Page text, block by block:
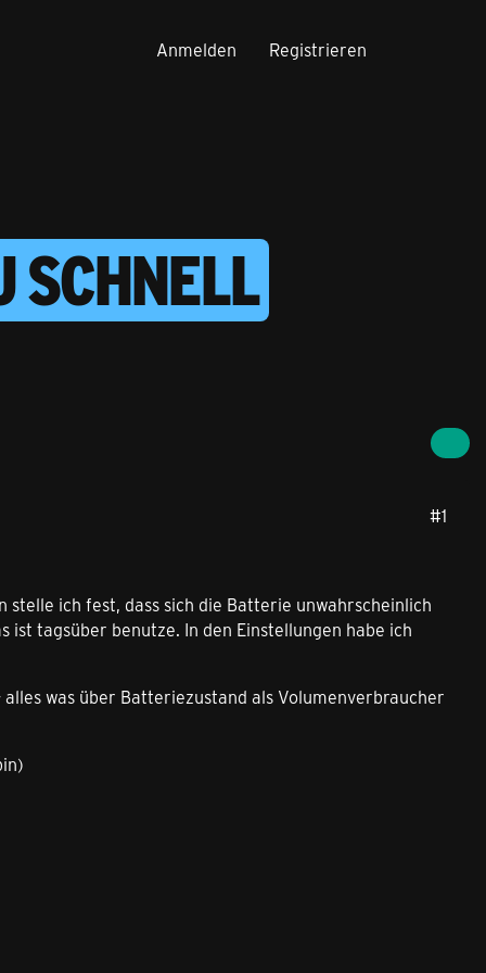
Anmelden Registrieren
SCHNELL
#1
stelle ich fest, dass sich die Batterie unwahrscheinlich
ist tagsüber benutze. In den Einstellungen habe ich
was über Batteriezustand als Volumenverbraucher